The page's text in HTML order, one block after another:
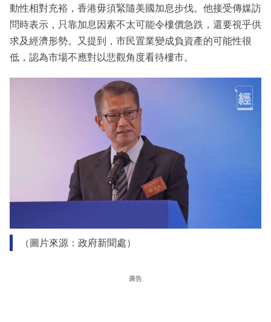
動性相對充裕，香港毋須緊隨美國加息步伐。他接受傳媒訪
問時表示，只靠加息因素不太可能令樓價急跌，還要視乎供
求及經濟形勢。又提到，市民置業變成負資產的可能性很
低，認為市場不應對以悲觀角度看待樓市。
（圖片來源：政府新聞處）
廣告